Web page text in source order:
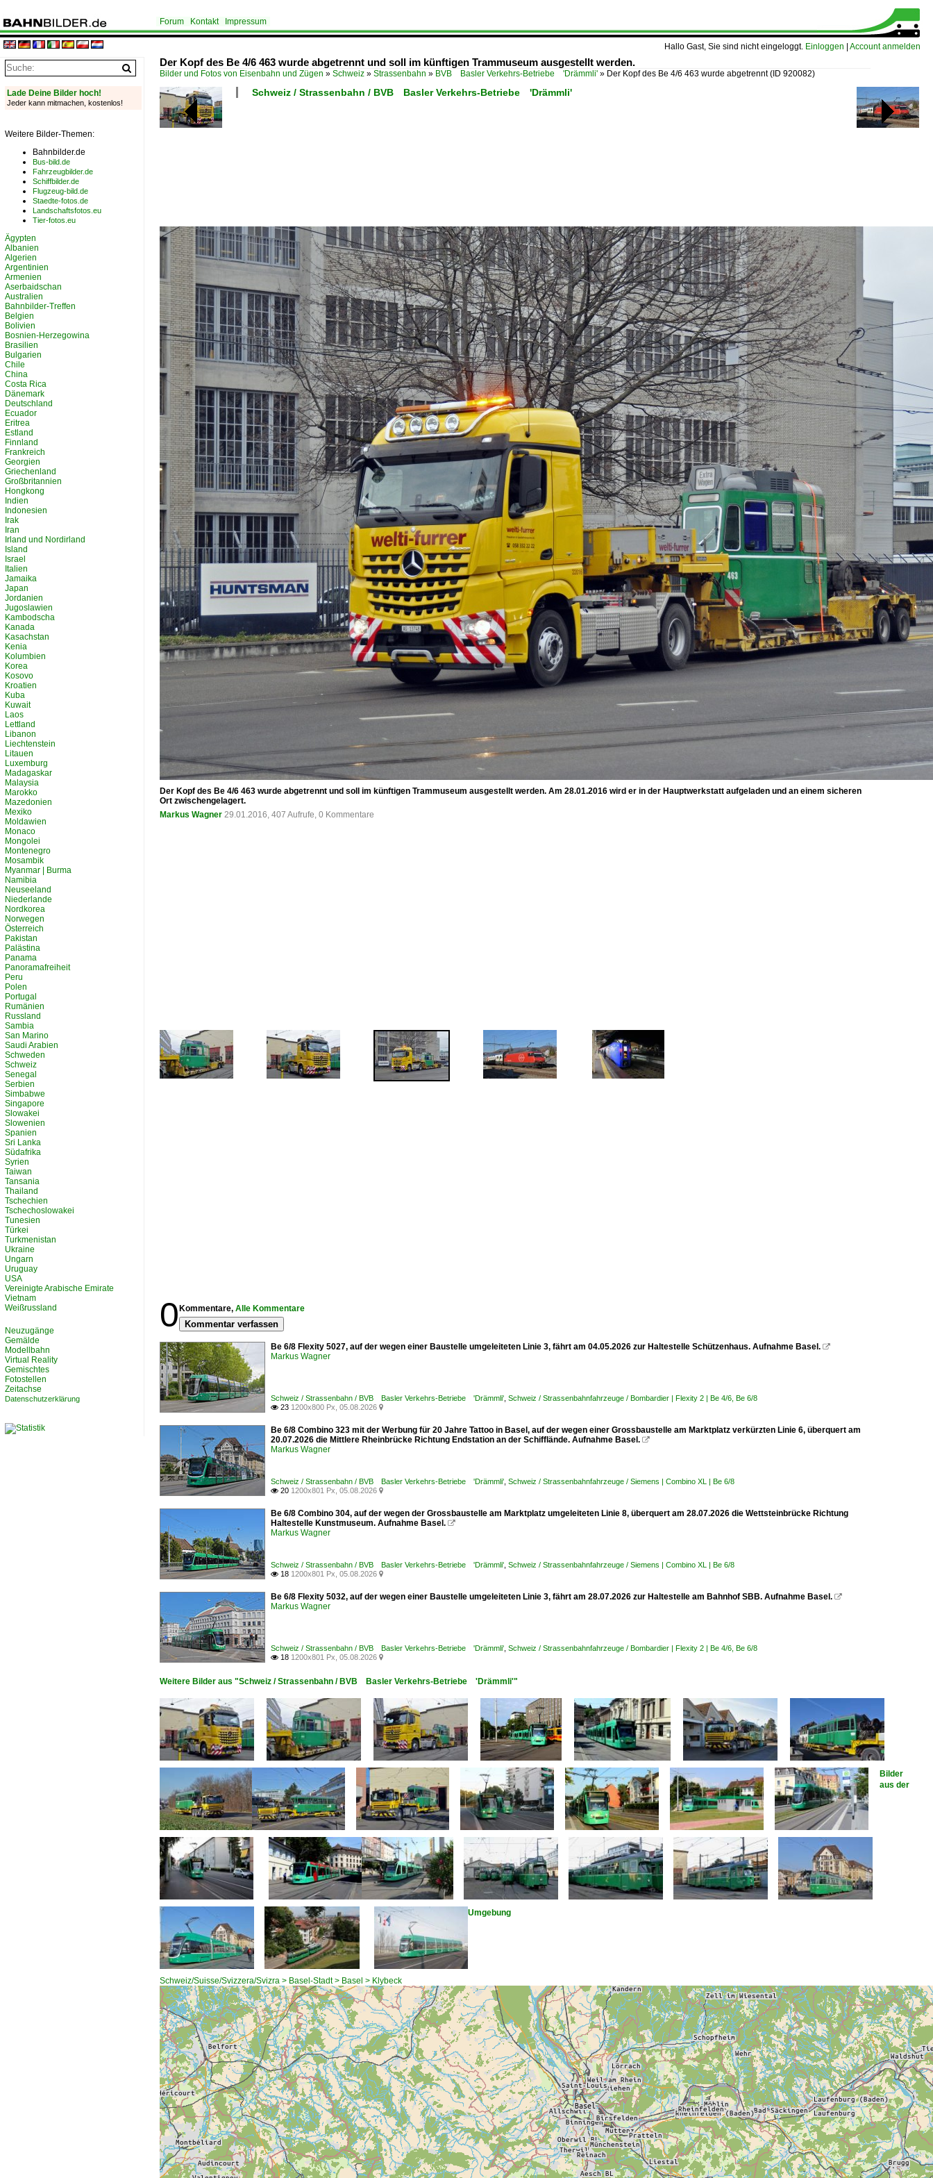
Hallo Gast, Sie sind nicht eingeloggt. Einloggen Account anmelden
Forum Kontakt Impressum
Der Kopf des Be 4/6 463 wurde abgetrennt und soll im künftigen Trammuseum ausgestellt werden.
Bilder und Fotos von Eisenbahn und Zügen » Schweiz » Strassenbahn » BVB Basler Verkehrs-Betriebe 'Drämmli' » Der Kopf des Be 4/6 463 wurde abgetrennt(ID 920082)
Schweiz / Strassenbahn / BVB Basler Verkehrs-Betriebe 'Drämmli'
Der Kopf des Be 4/6 463 wurde abgetrennt und soll im künftigen Trammuseum ausgestellt werden. Am 28.01.2016 wird er in der Hauptwerkstatt aufgeladen und an einem sicheren
Ort zwischengelagert.
Markus Wagner 29.01.2016, 407 Aufrufe, 0 Kommentare
0 Kommentare, Alle Kommentare
Kommentar verfassen
Be 6/8 Flexity 5027, auf der wegen einer Baustelle umgeleiteten Linie 3, fährt am 04.05.2026 zur Haltestelle Schützenhaus. Aufnahme Basel. 
Markus Wagner
Schweiz / Strassenbahn / BVB Basler Verkehrs-Betriebe 'Drämmli' Schweiz / Strassenbahnfahrzeuge / Bombardier | Flexity 2 | Be 4/6, Be 6/8
 23 1200x800 Px, 05.08.2026 
Be 6/8 Combino 323 mit der Werbung für 20 Jahre Tattoo in Basel, auf der wegen einer Grossbaustelle am Marktplatz verkürzten Linie 6, überquert am
20.07.2026 die Mittlere Rheinbrücke Richtung Endstation an der Schifflände. Aufnahme Basel. 
Markus Wagner
Schweiz / Strassenbahn / BVB Basler Verkehrs-Betriebe 'Drämmli' Schweiz / Strassenbahnfahrzeuge / Siemens | Combino XL | Be 6/8
 20 1200x801 Px, 05.08.2026 
Be 6/8 Combino 304, auf der wegen der Grossbaustelle am Marktplatz umgeleiteten Linie 8, überquert am 28.07.2026 die Wettsteinbrücke Richtung
Haltestelle Kunstmuseum. Aufnahme Basel. 
Markus Wagner
Schweiz / Strassenbahn / BVB Basler Verkehrs-Betriebe 'Drämmli' Schweiz / Strassenbahnfahrzeuge / Siemens | Combino XL | Be 6/8
 18 1200x801 Px, 05.08.2026 
Be 6/8 Flexity 5032, auf der wegen einer Baustelle umgeleiteten Linie 3, fährt am 28.07.2026 zur Haltestelle am Bahnhof SBB. Aufnahme Basel. 
Markus Wagner
Schweiz / Strassenbahn / BVB Basler Verkehrs-Betriebe 'Drämmli' Schweiz / Strassenbahnfahrzeuge / Bombardier | Flexity 2 | Be 4/6, Be 6/8
 18 1200x801 Px, 05.08.2026 
Weitere Bilder aus "Schweiz / Strassenbahn / BVB Basler Verkehrs-Betriebe 'Drämmli'"
Bilder
aus der
Umgebung
Schweiz/Suisse/Svizzera/Svizra > Basel-Stadt > Basel > Klybeck
Lade Deine Bilder hoch!
Jeder kann mitmachen, kostenlos!
Weitere Bilder-Themen:
Bahnbilder.de
Bus-bild.de
Fahrzeugbilder.de
Schiffbilder.de
Flugzeug-bild.de
Staedte-fotos.de
Landschaftsfotos.eu
Tier-fotos.eu
Ägypten
Albanien
Algerien
Argentinien
Armenien
Aserbaidschan
Australien
Bahnbilder-Treffen
Belgien
Bolivien
Bosnien-Herzegowina
Brasilien
Bulgarien
Chile
China
Costa Rica
Dänemark
Deutschland
Ecuador
Eritrea
Estland
Finnland
Frankreich
Georgien
Griechenland
Großbritannien
Hongkong
Indien
Indonesien
Irak
Iran
Irland und Nordirland
Island
Israel
Italien
Jamaika
Japan
Jordanien
Jugoslawien
Kambodscha
Kanada
Kasachstan
Kenia
Kolumbien
Korea
Kosovo
Kroatien
Kuba
Kuwait
Laos
Lettland
Libanon
Liechtenstein
Litauen
Luxemburg
Madagaskar
Malaysia
Marokko
Mazedonien
Mexiko
Moldawien
Monaco
Mongolei
Montenegro
Mosambik
Myanmar | Burma
Namibia
Neuseeland
Niederlande
Nordkorea
Norwegen
Österreich
Pakistan
Palästina
Panama
Panoramafreiheit
Peru
Polen
Portugal
Rumänien
Russland
Sambia
San Marino
Saudi Arabien
Schweden
Schweiz
Senegal
Serbien
Simbabwe
Singapore
Slowakei
Slowenien
Spanien
Sri Lanka
Südafrika
Syrien
Taiwan
Tansania
Thailand
Tschechien
Tschechoslowakei
Tunesien
Türkei
Turkmenistan
Ukraine
Ungarn
Uruguay
USA
Vereinigte Arabische Emirate
Vietnam
Weißrussland
Neuzugänge
Gemälde
Modellbahn
Virtual Reality
Gemischtes
Fotostellen
Zeitachse
Datenschutzerklärung